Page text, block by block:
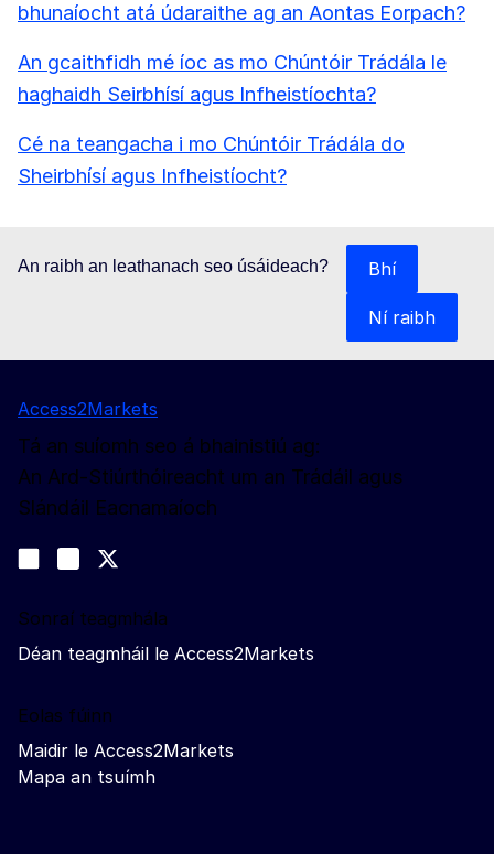
bhunaíocht atá údaraithe ag an Aontas Eorpach?
An gcaithfidh mé íoc as mo Chúntóir Trádála le
haghaidh Seirbhísí agus Infheistíochta?
Cé na teangacha i mo Chúntóir Trádála do
Sheirbhísí agus Infheistíocht?
An raibh an leathanach seo úsáideach? Bhí
Ní raibh
Access2Markets
Tá an suíomh seo á bhainistiú ag:
An Ard-Stiúrthóireacht um an Trádáil agus
Slándáil Eacnamaíoch
Join us on LinkedIn
Trade-Off podcast
Sonraí teagmhála
Déan teagmháil le Access2Markets
Eolas fúinn
Maidir le Access2Markets
Mapa an tsuímh